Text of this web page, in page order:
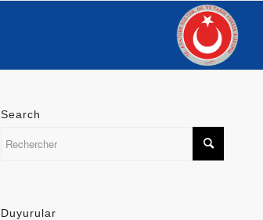
Search
Duyurular